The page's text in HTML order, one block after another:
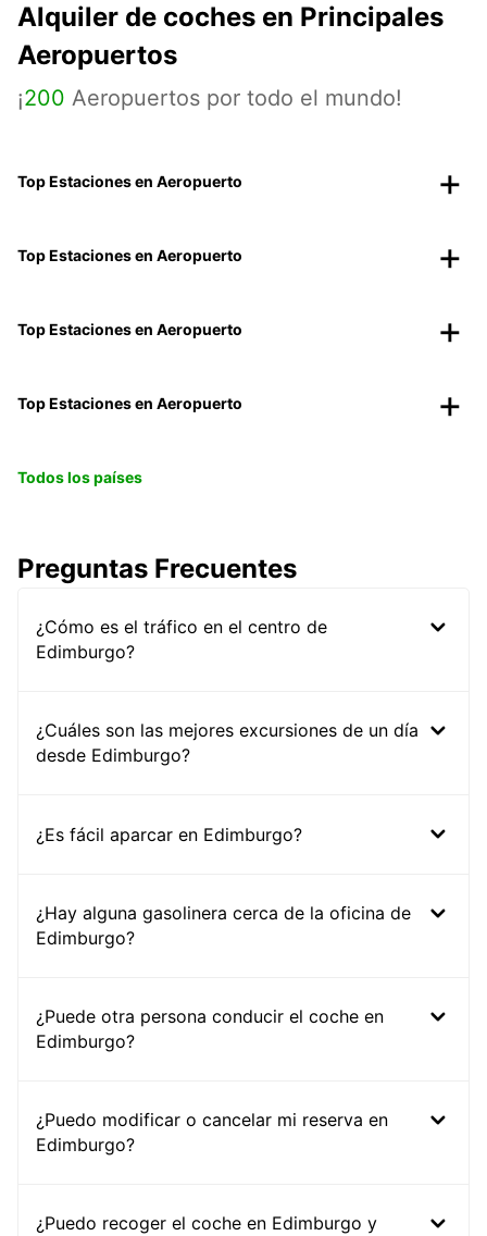
Alquiler de coches en Principales
Aeropuertos
¡200 Aeropuertos por todo el mundo!
Top Estaciones en Aeropuerto
Top Estaciones en Aeropuerto
Top Estaciones en Aeropuerto
Top Estaciones en Aeropuerto
Todos los países
Preguntas Frecuentes
¿Cómo es el tráfico en el centro de
Edimburgo?
¿Cuáles son las mejores excursiones de un día
desde Edimburgo?
¿Es fácil aparcar en Edimburgo?
¿Hay alguna gasolinera cerca de la oficina de
Edimburgo?
¿Puede otra persona conducir el coche en
Edimburgo?
¿Puedo modificar o cancelar mi reserva en
Edimburgo?
¿Puedo recoger el coche en Edimburgo y